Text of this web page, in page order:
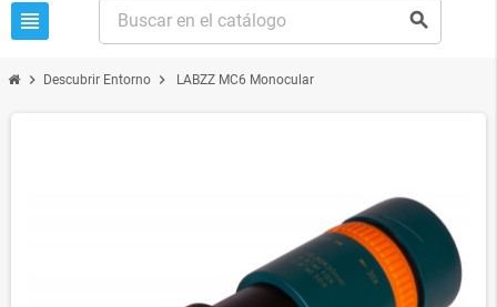
view_headline search
chevron_right Descubrir Entorno chevron_right LABZZ MC6 Monocular